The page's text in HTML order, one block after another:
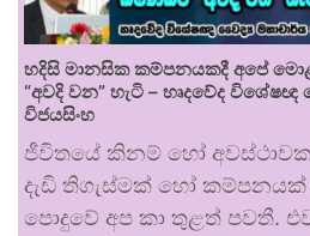
හදිසි මානසික කම්පනයකදී අපේ
“අවදි වන” හැටි – හෘදවේද
විජයසිංහ
ජීවිතයේ කිනම් හෝ
දැඩි තිගැස්මක් හෝ
පොදුවේ අප කා තුළත් පවතී.